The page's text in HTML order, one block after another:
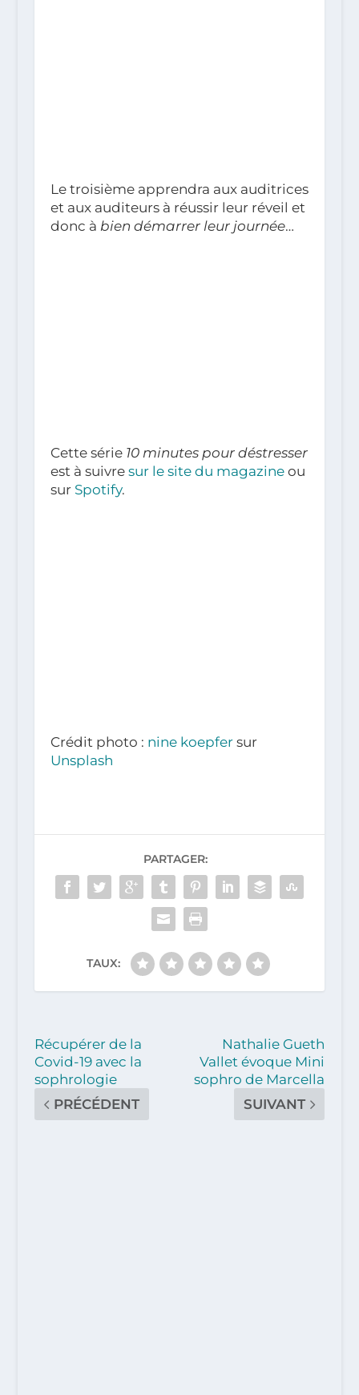
Le troisième apprendra aux auditrices
et aux auditeurs à réussir leur réveil et
donc à bien démarrer leur journée…
Cette série 10 minutes pour déstresser
est à suivre sur le site du magazineou
sur Spotify.
Crédit photo : nine koepfersur
Unsplash
PARTAGER:
TAUX:
Récupérer de la
Covid-19 avec la
sophrologie
PRÉCÉDENT
Nathalie Gueth
Vallet évoque Mini
sophro de Marcella
SUIVANT